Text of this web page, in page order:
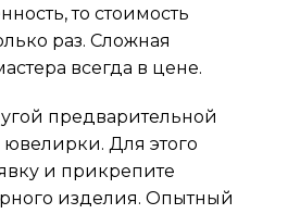
то стоимость
раз. Сложная
всегда в цене.
предварительной
Для этого
и прикрепите
изделия. Опытный